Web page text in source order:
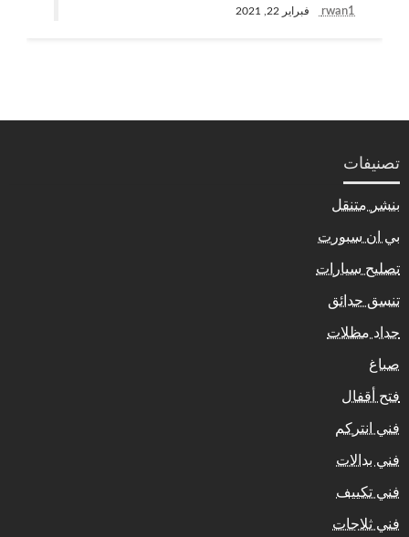
rwan1 فبراير 22, 2021
تصنيفات
بنشر متنقل
بي ان سبورت
تصليح سيارات
تنسق حدائق
حداد مظلات
صباغ
فتح أقفال
فني انتركم
فني بدالات
فني تكييف
فني ثلاجات